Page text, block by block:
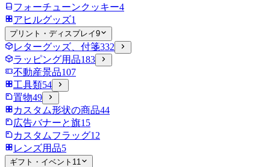
フォーチューンクッキー4
アヒルグッズ1
プリント・ディスプレイ9
レターグッズ、付箋332
ラッピング用品183
不動産景品107
工具類54
置物49
カスタム形状の商品44
広告バナーと旗15
カスタムフラッグ12
レンズ用品5
ギフト・イベント 11